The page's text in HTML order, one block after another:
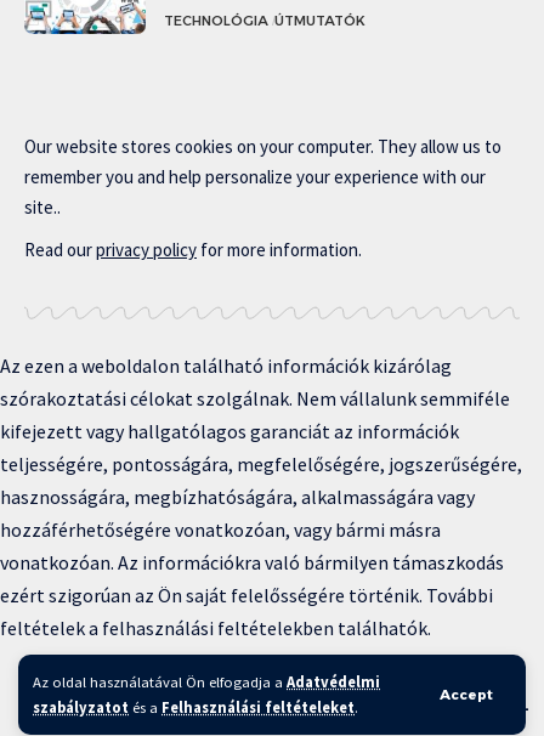
Az oldal használatával Ön elfogadja a Adatvédelmi
szabályzatot és a Felhasználási feltételeket.
Accept
TECHNOLÓGIA ÚTMUTATÓK
Our website stores cookies on your computer. They allow us to
remember you and help personalize your experience with our
site..
Read ourprivacy policy for more information.
Az ezen a weboldalon található információk kizárólag
szórakoztatási célokat szolgálnak. Nem vállalunk semmiféle
kifejezett vagy hallgatólagos garanciát az információk
teljességére, pontosságára, megfelelőségére, jogszerűségére,
hasznosságára, megbízhatóságára, alkalmasságára vagy
hozzáférhetőségére vonatkozóan, vagy bármi másra
vonatkozóan. Az információkra való bármilyen támaszkodás
ezért szigorúan az Ön saját felelősségére történik. További
feltételek a felhasználási feltételekben találhatók.
Copyright © 2025 BFKH.hu
Felhasználási feltételek –Adatvédelmi irányelvek – Kapcsolat –